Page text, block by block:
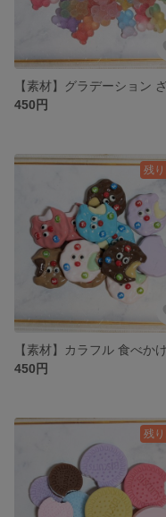
450円
残
450円
残